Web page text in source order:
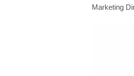
Marketing